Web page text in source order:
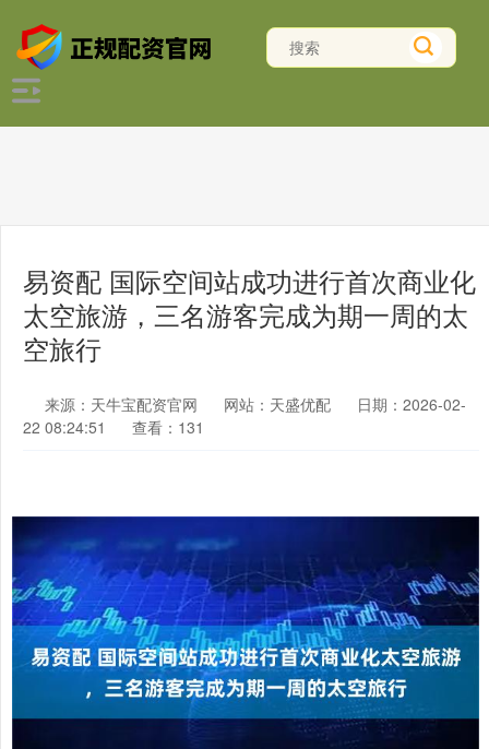
易资配 国际空间站成功进行首次商业化
太空旅游，三名游客完成为期一周的太
空旅行
来源：天牛宝配资官网 网站：天盛优配
日期：2026-02-
22 08:24:51
查看：131